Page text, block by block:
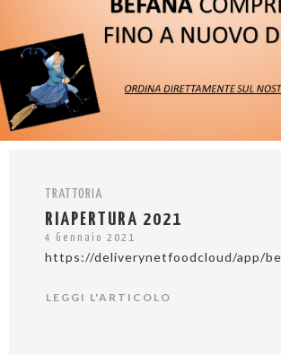
TRATTORIA
RIAPERTURA 2021
4 Gennaio 2021
https://deliverynetfoodcloud/app/
LEGGI L'ARTICOLO